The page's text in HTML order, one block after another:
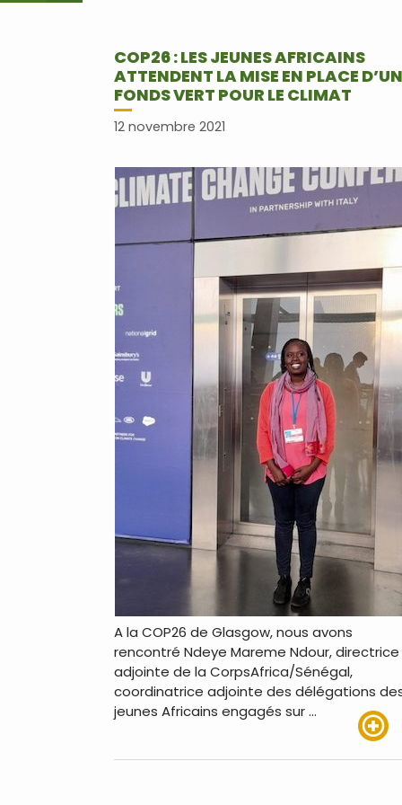
COP26 : LES JEUNES AFRICAINS
ATTENDENT LA MISE EN PLACE D’UN
FONDS VERT POUR LE CLIMAT
12 novembre 2021
A la COP26 de Glasgow, nous avons
rencontré Ndeye Mareme Ndour, directrice
adjointe de la CorpsAfrica/Sénégal,
coordinatrice adjointe des délégations
jeunes Africains engagés sur …